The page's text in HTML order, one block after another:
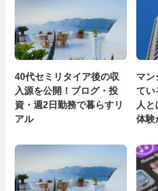
40代セミリタイア後の収
入源を公開！ブログ・投
資・週2日勤務で暮らすリ
アル
マン
てい
人
体験